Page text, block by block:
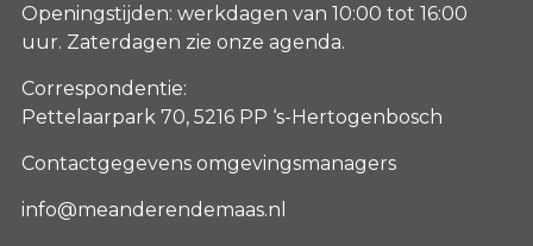
Openingstijden: werkdagen van 10:00 tot 16:00
uur. Zaterdagen zie onze agenda.
Correspondentie:
Pettelaarpark 70, 5216 PP ‘s-Hertogenbosch
Contactgegevens omgevingsmanagers
info@meanderendemaas.nl